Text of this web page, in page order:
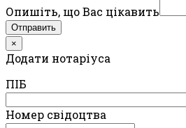
Опишіть, що Вас цікавить
Отправить
×
Додати нотаріуса
ПIБ
Номер свідоцтва